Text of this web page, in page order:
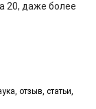
20, даже более
, отзыв, статьи,